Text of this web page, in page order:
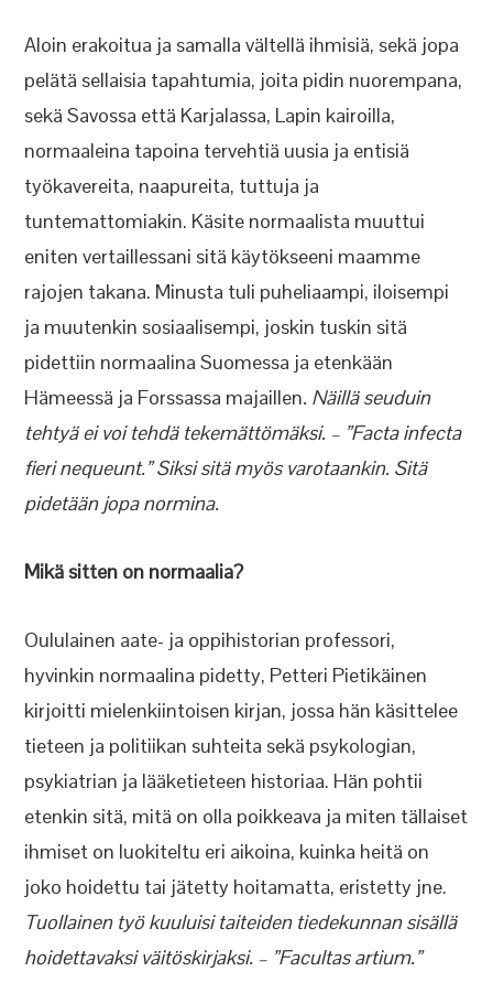
Aloin erakoitua ja samalla vältellä ihmisiä, sekä jopa
pelätä sellaisia tapahtumia, joita pidin nuorempana,
sekä Savossa että Karjalassa, Lapin kairoilla,
normaaleina tapoina tervehtiä uusia ja entisiä
työkavereita, naapureita, tuttuja ja
tuntemattomiakin. Käsite normaalista muuttui
eniten vertaillessani sitä käytökseeni maamme
rajojen takana. Minusta tuli puheliaampi, iloisempi
ja muutenkin sosiaalisempi, joskin tuskin sitä
pidettiin normaalina Suomessa ja etenkään
Hämeessä ja Forssassa majaillen. Näillä seuduin
tehtyä ei voi tehdä tekemättömäksi. – ”Facta infecta
fieri nequeunt.” Siksi sitä myös varotaankin. Sitä
pidetään jopa normina.
Mikä sitten on normaalia?
Oululainen aate- ja oppihistorian professori,
hyvinkin normaalina pidetty, Petteri Pietikäinen
kirjoitti mielenkiintoisen kirjan, jossa hän käsittelee
tieteen ja politiikan suhteita sekä psykologian,
psykiatrian ja lääketieteen historiaa. Hän pohtii
etenkin sitä, mitä on olla poikkeava ja miten tällaiset
ihmiset on luokiteltu eri aikoina, kuinka heitä on
joko hoidettu tai jätetty hoitamatta, eristetty jne.
Tuollainen työ kuuluisi taiteiden tiedekunnan sisällä
hoidettavaksi väitöskirjaksi. – ”Facultas artium.”